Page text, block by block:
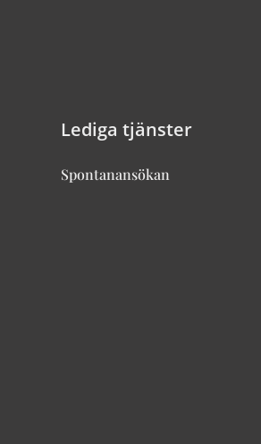
Lediga tjänster
Spontanansökan